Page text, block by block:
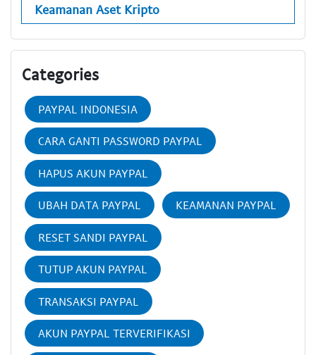
Keamanan Aset Kripto
Categories
PAYPAL INDONESIA
CARA GANTI PASSWORD PAYPAL
HAPUS AKUN PAYPAL
UBAH DATA PAYPAL KEAMANAN PAYPAL
RESET SANDI PAYPAL
TUTUP AKUN PAYPAL
TRANSAKSI PAYPAL
AKUN PAYPAL TERVERIFIKASI